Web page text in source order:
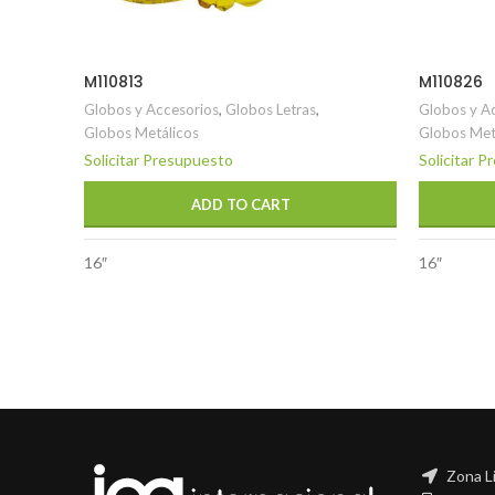
M110813
Globos y Accesorios, Globos Letras,
Globos Metálicos
Solicitar Presupuesto
ADD TO CART
16″
M110826
Globos y
Globos
Solicitar
16″
Zona